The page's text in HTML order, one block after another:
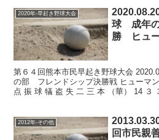
2020年-早起き野球大会
球 成年
勝 ヒュ
第６４回熊本市民早起き野球大会
の部 フレンドシップ決勝戦 ヒューマ
点 振 球 犠 盗 失 二 三 本 （華） 14 ３
2012年-その他
回市民親